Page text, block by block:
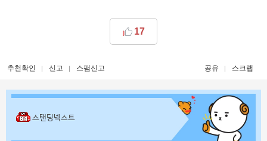
17
추천확인 신고 스팸신고 공유 스크랩
스탠딩넥스트